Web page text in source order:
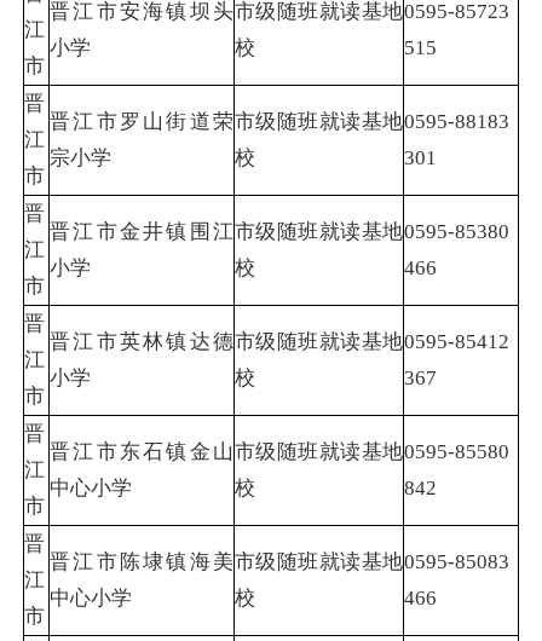
江
市
晋江市安海镇坝头
小学
市级随班就读基地
校
0595-85723
515
晋
江
市
晋江市罗山街道荣
宗小学
市级随班就读基地
校
0595-88183
301
晋
江
市
晋江市金井镇围江
小学
市级随班就读基地
校
0595-85380
466
晋
江
市
晋江市英林镇达德
小学
市级随班就读基地
校
0595-85412
367
晋
江
市
晋江市东石镇金山
中心小学
市级随班就读基地
校
0595-85580
842
晋
江
市
晋江市陈埭镇海美
中心小学
市级随班就读基地
校
0595-85083
466